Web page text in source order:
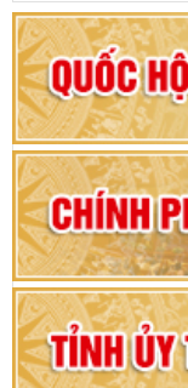
Khai
80
vì
Bộ
Đại